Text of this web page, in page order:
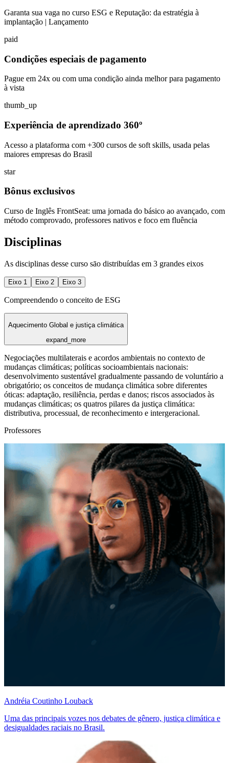
Garanta sua vaga no curso ESG e Reputação: da estratégia à
implantação | Lançamento
paid
Condições especiais de pagamento
Pague em 24x ou com uma condição ainda melhor para pagamento
à vista
thumb_up
Experiência de aprendizado 360º
Acesso a plataforma com +300 cursos de soft skills, usada pelas
maiores empresas do Brasil
star
Bônus exclusivos
Curso de Inglês FrontSeat: uma jornada do básico ao avançado, com
método comprovado, professores nativos e foco em fluência
Disciplinas
As disciplinas desse curso sāo distribuídas em 3 grandes eixos
Eixo 1 Eixo 2 Eixo 3
Compreendendo o conceito de ESG
Aquecimento Global e justiça climática
expand_more
Negociações multilaterais e acordos ambientais no contexto de
mudanças climáticas; políticas socioambientais nacionais:
desenvolvimento sustentável gradualmente passando de voluntário a
obrigatório; os conceitos de mudança climática sobre diferentes
óticas: adaptação, resiliência, perdas e danos; riscos associados às
mudanças climáticas; os quatros pilares da justiça climática:
distributiva, processual, de reconhecimento e intergeracional.
Professores
Andréia Coutinho Louback
Uma das principais vozes nos debates de gênero, justiça climática e
desigualdades raciais no Brasil.